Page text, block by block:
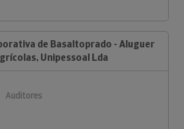
de Basaltoprado - Aluguer
Unipessoal Lda
Auditores